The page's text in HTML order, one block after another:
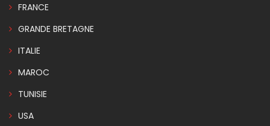
FRANCE
GRANDE BRETAGNE
ITALIE
MAROC
TUNISIE
USA